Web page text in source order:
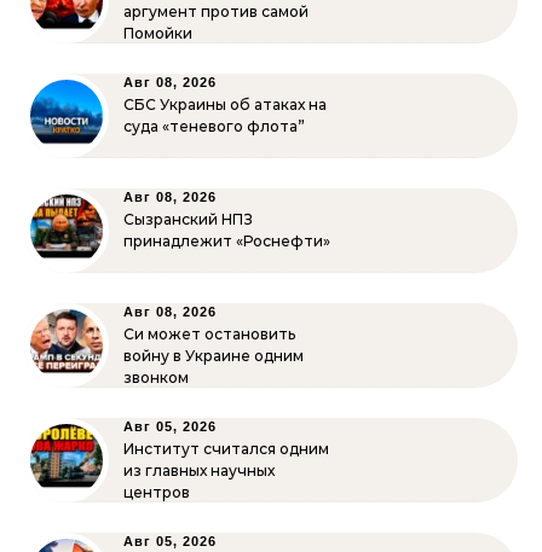
аргумент против самой
Помойки
Авг 08, 2026
СБС Украины об атаках на
суда «теневого флота”
Авг 08, 2026
Сызранский НПЗ
принадлежит «Роснефти»
Авг 08, 2026
Си может остановить
войну в Украине одним
звонком
Авг 05, 2026
Институт считался одним
из главных научных
центров
Авг 05, 2026